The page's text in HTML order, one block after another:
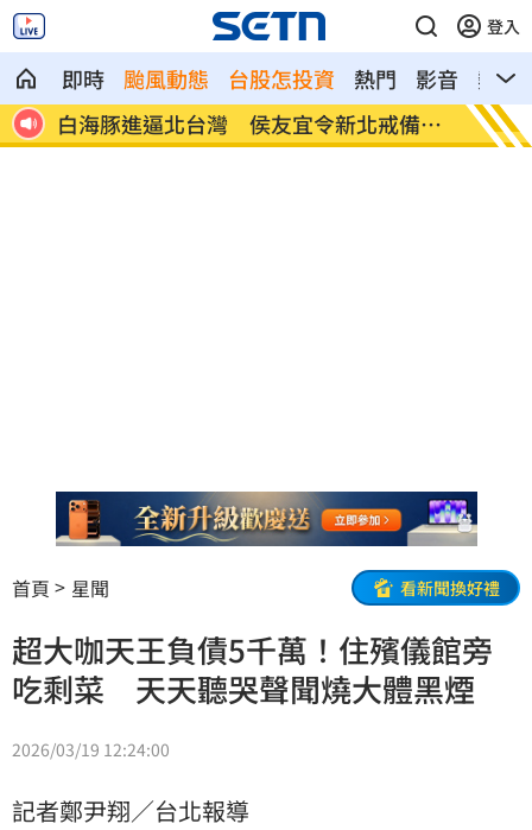
登入
即時 颱風動態 台股怎投資 熱門 影音
熱搜
逮
白海豚進逼北台灣 侯友宜令新北戒備防
災
漢光
衛
首頁 星聞 看新聞換好禮
超大咖天王負債5千萬！住殯儀館旁
吃剩菜 天天聽哭聲聞燒大體黑煙
2026/03/19 12:24:00
記者鄭尹翔／台北報導